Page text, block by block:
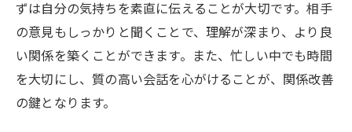
ずは自分の気持ちを素直に伝えることが大切です。相手
の意見もしっかりと聞くことで、理解が深まり、より良
い関係を築くことができます。また、忙しい中でも時間
を大切にし、質の高い会話を心がけることが、関係改善
の鍵となります。